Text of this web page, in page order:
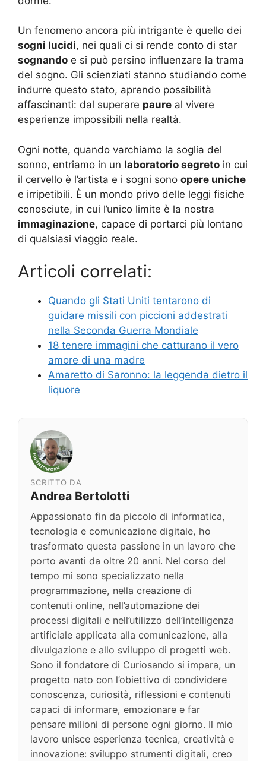
Un fenomeno ancora più intrigante è quello dei
sogni lucidi, nei quali ci si rende conto di star
sognando e si può persino influenzare la trama
del sogno. Gli scienziati stanno studiando come
indurre questo stato, aprendo possibilità
affascinanti: dal superare paure al vivere
esperienze impossibili nella realtà.
Ogni notte, quando varchiamo la soglia del
sonno, entriamo in un laboratorio segreto in cui
il cervello è l’artista e i sogni sono opere uniche
e irripetibili. È un mondo privo delle leggi fisiche
conosciute, in cui l’unico limite è la nostra
immaginazione, capace di portarci più lontano
di qualsiasi viaggio reale.
Articoli correlati:
Quando gli Stati Uniti tentarono di
guidare missili con piccioni addestrati
nella Seconda Guerra Mondiale
18 tenere immagini che catturano il vero
amore di una madre
Amaretto di Saronno: la leggenda dietro il
liquore
SCRITTO DA
Andrea Bertolotti
Appassionato fin da piccolo di informatica,
tecnologia e comunicazione digitale, ho
trasformato questa passione in un lavoro che
porto avanti da oltre 20 anni. Nel corso del
tempo mi sono specializzato nella
programmazione, nella creazione di
contenuti online, nell’automazione dei
processi digitali e nell’utilizzo dell’intelligenza
artificiale applicata alla comunicazione, alla
divulgazione e allo sviluppo di progetti web.
Sono il fondatore di Curiosando si impara, un
progetto nato con l’obiettivo di condividere
conoscenza, curiosità, riflessioni e contenuti
capaci di informare, emozionare e far
pensare milioni di persone ogni giorno. Il mio
lavoro unisce esperienza tecnica, creatività e
innovazione: sviluppo strumenti digitali, creo